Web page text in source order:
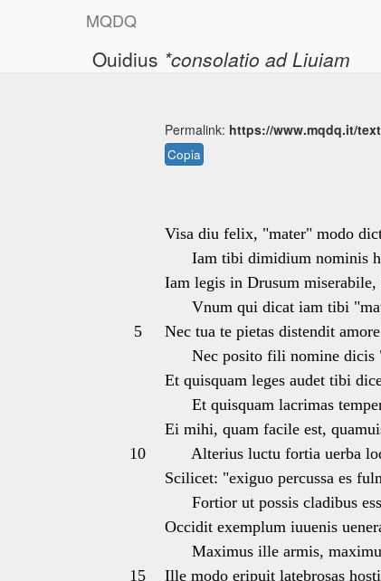
MQDQ
Ouidius *consolatio ad Liuiam
Permalink: https://www.mqdq.it/
Copia
Visa diu felix, "mater" modo
Iam tibi dimidium nominis
Iam legis in Drusum
Vnum qui dicat iam tibi
5
Nec tua te pietas distendit
Nec posito fili nomine dicis
Et quisquam leges audet tibi
Et quisquam lacrimas
Ei mihi, quam facile est,
10
Alterius luctu fortia uerba
Scilicet: "exiguo percussa es
Fortior ut possis cladibus
Occidit exemplum iuuenis
Maximus ille armis,
15
Ille modo eripuit latebrosas